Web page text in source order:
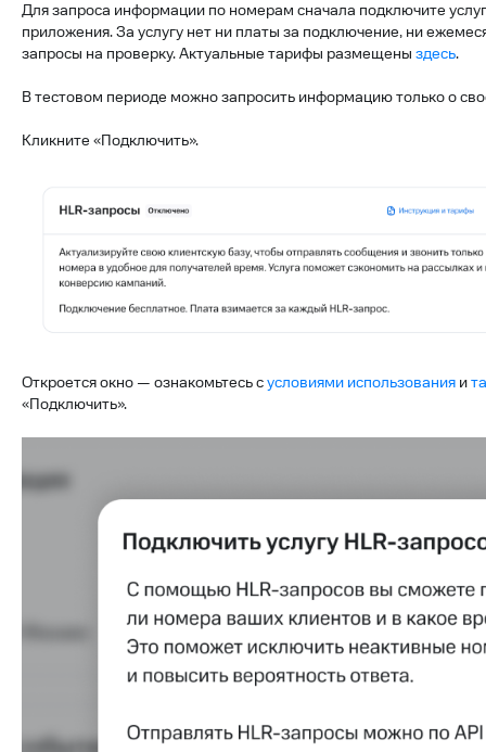
Для запроса информации по номерам сначала подключите
приложения. За услугу нет ни платы за подключение, ни
запросы на проверку. Актуальные тарифы размещены здесь.
В тестовом периоде можно запросить информацию только о
Кликните «Подключить».
Откроется окно — ознакомьтесь сусловиями использования и
«Подключить».